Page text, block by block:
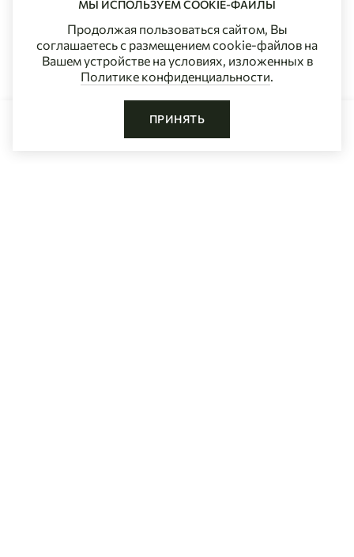
МЫ ИСПОЛЬЗУЕМ COOKIE-ФАЙЛЫ
Продолжая пользоваться сайтом, Вы
соглашаетесь с размещением cookie-файлов на
Вашем устройстве на условиях, изложенных в
Политике конфиденциальности.
ПРИНЯТЬ